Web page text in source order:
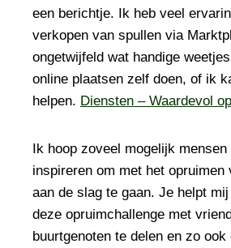
een berichtje. Ik heb veel
verkopen van spullen via
ongetwijfeld wat handige
online plaatsen zelf doen, of ik
helpen. Diensten – Waardevol
Ik hoop zoveel mogelijk
inspireren om met het opruimen
aan de slag te gaan. Je helpt
deze opruimchallenge met
buurtgenoten te delen en zo ook